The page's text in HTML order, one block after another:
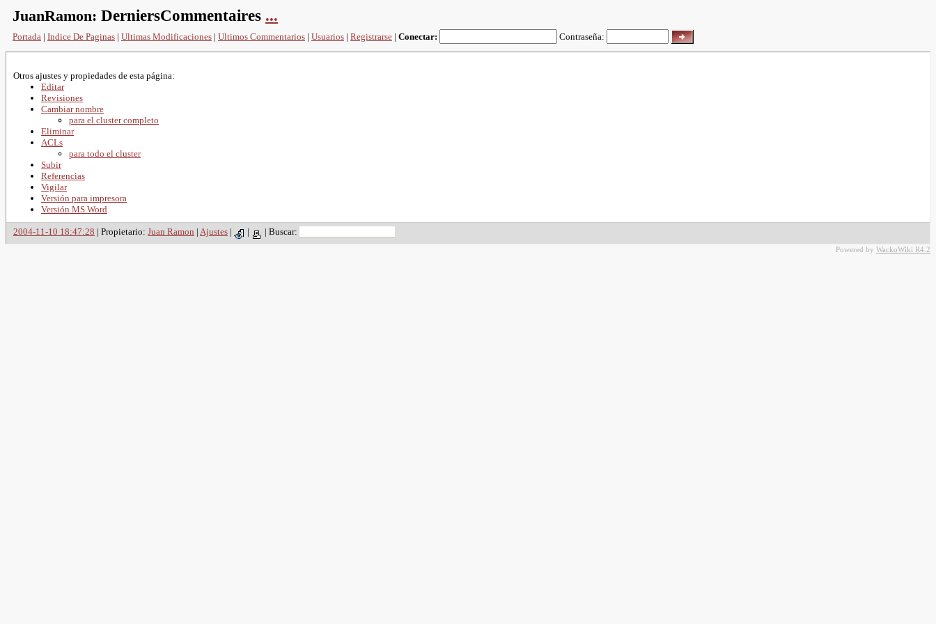
JuanRamon: DerniersCommentaires ...
Portada | Indice De Paginas | Ultimas Modificaciones | Ultimos Commentarios | Usuarios | Registrarse | Conectar: Contraseña:
Otros ajustes y propiedades de esta página:
Editar
Revisiones
Cambiar nombre
para el cluster completo
Eliminar
ACLs
para todo el cluster
Subir
Referencias
Vigilar
Versión para impresora
Versión MS Word
2004-11-10 18:47:28 | Propietario: Juan Ramon | Ajustes | | | Buscar:
Powered by WackoWiki R4.2